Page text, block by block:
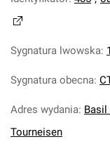
Sygnatura lwowska:
Sygnatura obecna:
Adres wydania: Basil
Tourneisen